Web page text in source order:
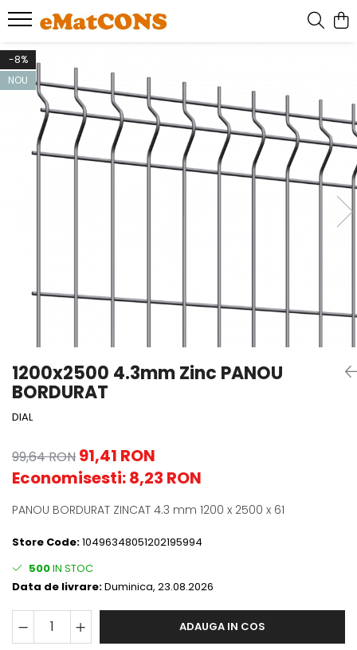
-8%
NOU
1200x2500 4.3mm Zinc PANOU
BORDURAT
DIAL
99,64 RON 91,41 RON
Economisesti:8,23 RON
PANOU BORDURAT ZINCAT 4.3 mm 1200 x 2500 x 61
Store Code:10496348051202195994
500IN STOC
Data de livrare:Duminica, 23.08.2026
ADAUGA IN COS